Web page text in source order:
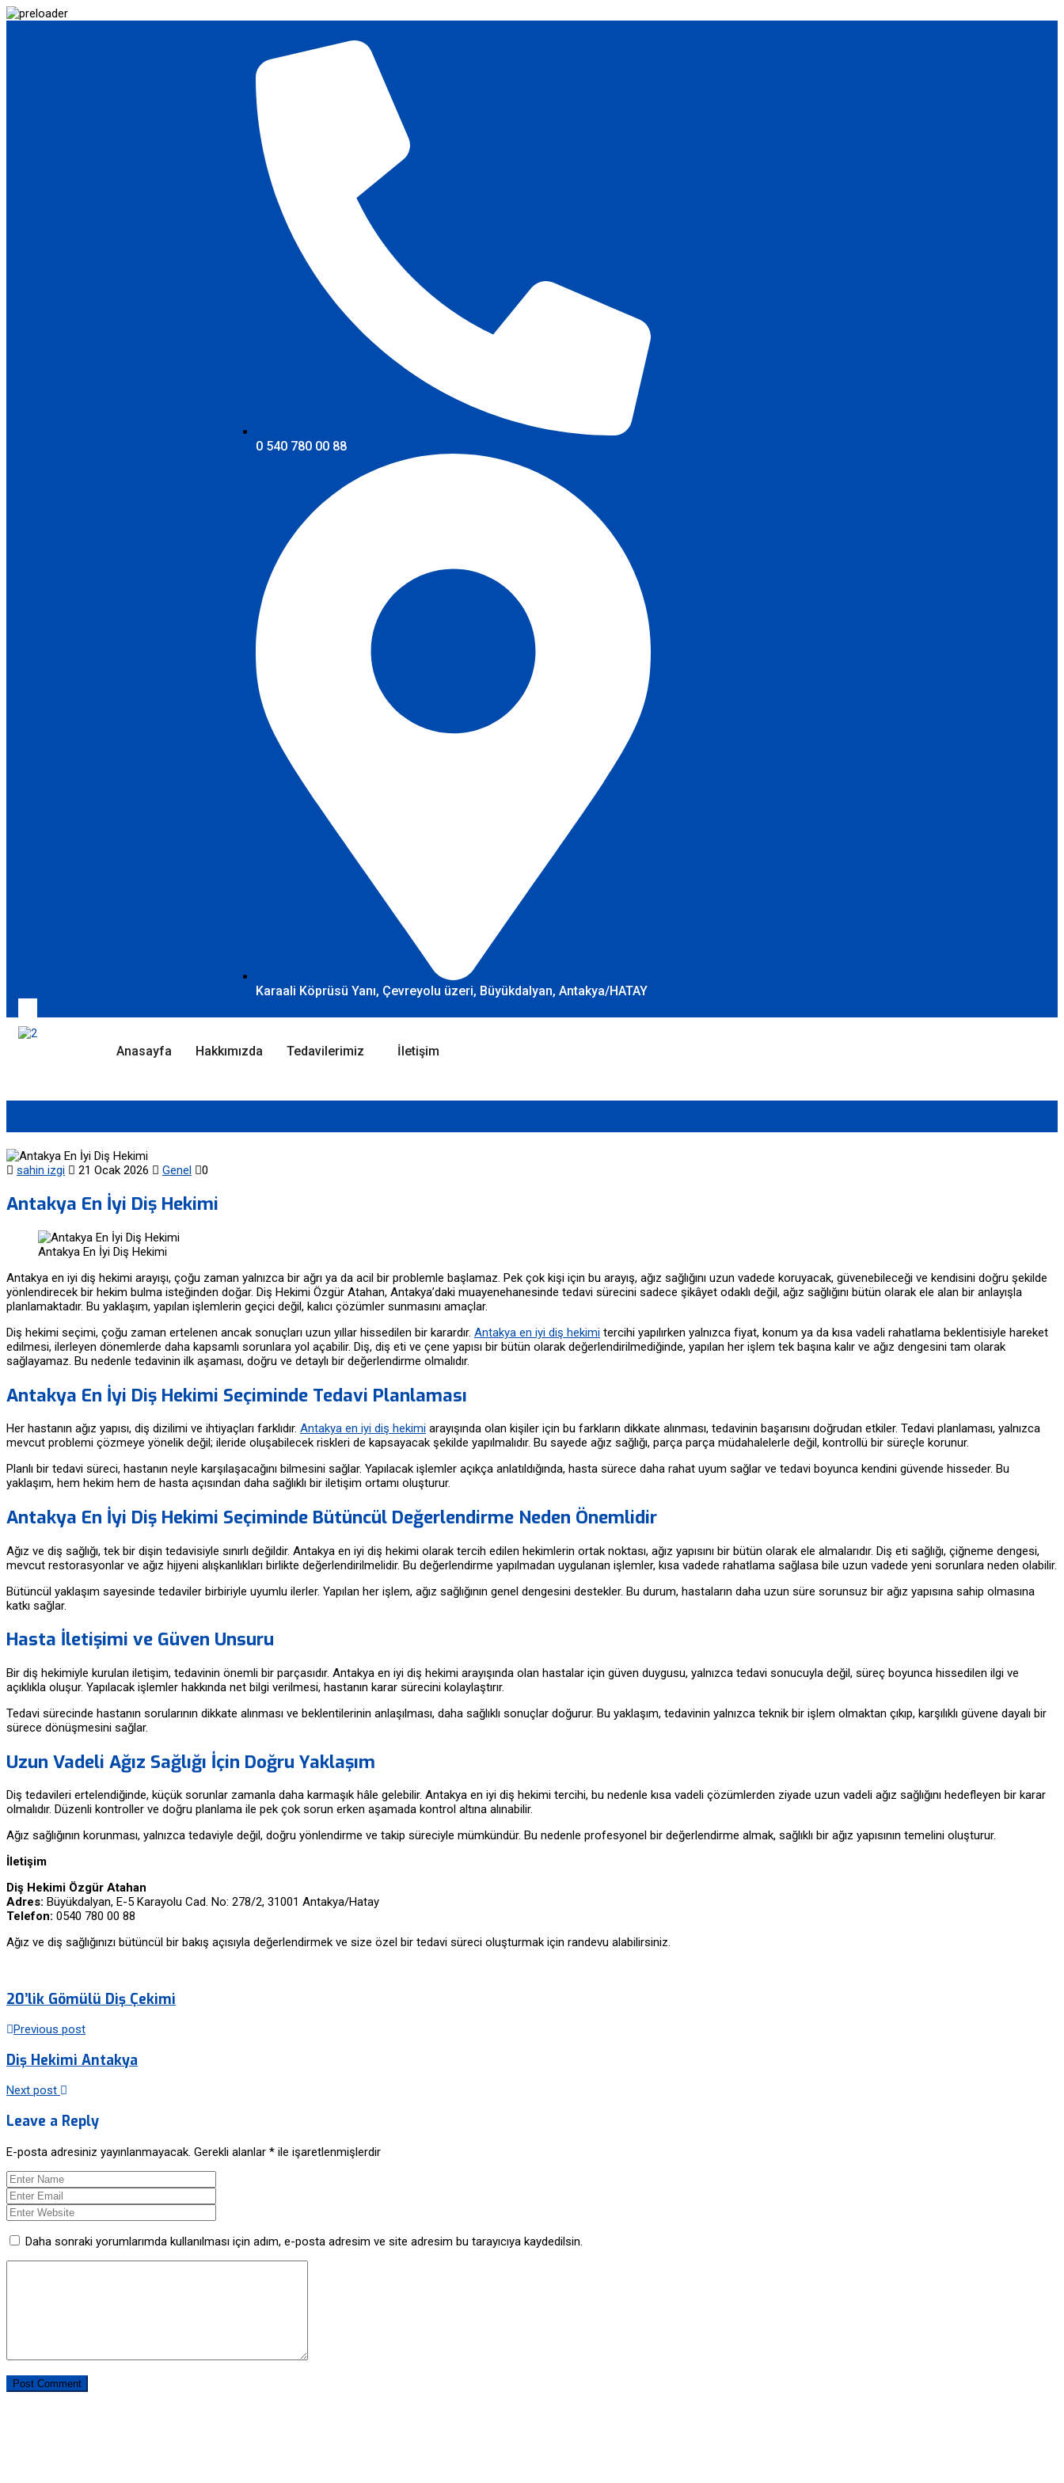
0 540 780 00 88
Karaali Köprüsü Yanı, Çevreyolu üzeri, Büyükdalyan, Antakya/HATAY
Anasayfa Hakkımızda Tedavilerimiz İletişim
sahin izgi 21 Ocak 2026 Genel 0
Antakya En İyi Diş Hekimi
Antakya En İyi Diş Hekimi
Antakya en iyi diş hekimi arayışı, çoğu zaman yalnızca bir ağrı ya da acil bir problemle başlamaz. Pek çok kişi için bu arayış, ağız sağlığını uzun vadede koruyacak, güvenebileceği ve kendisini doğru şekilde
yönlendirecek bir hekim bulma isteğinden doğar. Diş Hekimi Özgür Atahan, Antakya’daki muayenehanesinde tedavi sürecini sadece şikâyet odaklı değil, ağız sağlığını bütün olarak ele alan bir anlayışla
planlamaktadır. Bu yaklaşım, yapılan işlemlerin geçici değil, kalıcı çözümler sunmasını amaçlar.
Diş hekimi seçimi, çoğu zaman ertelenen ancak sonuçları uzun yıllar hissedilen bir karardır. Antakya en iyi diş hekimi tercihi yapılırken yalnızca fiyat, konum ya da kısa vadeli rahatlama beklentisiyle hareket
edilmesi, ilerleyen dönemlerde daha kapsamlı sorunlara yol açabilir. Diş, diş eti ve çene yapısı bir bütün olarak değerlendirilmediğinde, yapılan her işlem tek başına kalır ve ağız dengesini tam olarak
sağlayamaz. Bu nedenle tedavinin ilk aşaması, doğru ve detaylı bir değerlendirme olmalıdır.
Antakya En İyi Diş Hekimi Seçiminde Tedavi Planlaması
Her hastanın ağız yapısı, diş dizilimi ve ihtiyaçları farklıdır. Antakya en iyi diş hekimi arayışında olan kişiler için bu farkların dikkate alınması, tedavinin başarısını doğrudan etkiler. Tedavi planlaması, yalnızca
mevcut problemi çözmeye yönelik değil; ileride oluşabilecek riskleri de kapsayacak şekilde yapılmalıdır. Bu sayede ağız sağlığı, parça parça müdahalelerle değil, kontrollü bir süreçle korunur.
Planlı bir tedavi süreci, hastanın neyle karşılaşacağını bilmesini sağlar. Yapılacak işlemler açıkça anlatıldığında, hasta sürece daha rahat uyum sağlar ve tedavi boyunca kendini güvende hisseder. Bu
yaklaşım, hem hekim hem de hasta açısından daha sağlıklı bir iletişim ortamı oluşturur.
Antakya En İyi Diş Hekimi Seçiminde Bütüncül Değerlendirme Neden Önemlidir
Ağız ve diş sağlığı, tek bir dişin tedavisiyle sınırlı değildir. Antakya en iyi diş hekimi olarak tercih edilen hekimlerin ortak noktası, ağız yapısını bir bütün olarak ele almalarıdır. Diş eti sağlığı, çiğneme dengesi,
mevcut restorasyonlar ve ağız hijyeni alışkanlıkları birlikte değerlendirilmelidir. Bu değerlendirme yapılmadan uygulanan işlemler, kısa vadede rahatlama sağlasa bile uzun vadede yeni sorunlara neden olabilir.
Bütüncül yaklaşım sayesinde tedaviler birbiriyle uyumlu ilerler. Yapılan her işlem, ağız sağlığının genel dengesini destekler. Bu durum, hastaların daha uzun süre sorunsuz bir ağız yapısına sahip olmasına
katkı sağlar.
Hasta İletişimi ve Güven Unsuru
Bir diş hekimiyle kurulan iletişim, tedavinin önemli bir parçasıdır. Antakya en iyi diş hekimi arayışında olan hastalar için güven duygusu, yalnızca tedavi sonucuyla değil, süreç boyunca hissedilen ilgi ve
açıklıkla oluşur. Yapılacak işlemler hakkında net bilgi verilmesi, hastanın karar sürecini kolaylaştırır.
Tedavi sürecinde hastanın sorularının dikkate alınması ve beklentilerinin anlaşılması, daha sağlıklı sonuçlar doğurur. Bu yaklaşım, tedavinin yalnızca teknik bir işlem olmaktan çıkıp, karşılıklı güvene dayalı bir
sürece dönüşmesini sağlar.
Uzun Vadeli Ağız Sağlığı İçin Doğru Yaklaşım
Diş tedavileri ertelendiğinde, küçük sorunlar zamanla daha karmaşık hâle gelebilir. Antakya en iyi diş hekimi tercihi, bu nedenle kısa vadeli çözümlerden ziyade uzun vadeli ağız sağlığını hedefleyen bir karar
olmalıdır. Düzenli kontroller ve doğru planlama ile pek çok sorun erken aşamada kontrol altına alınabilir.
Ağız sağlığının korunması, yalnızca tedaviyle değil, doğru yönlendirme ve takip süreciyle mümkündür. Bu nedenle profesyonel bir değerlendirme almak, sağlıklı bir ağız yapısının temelini oluşturur.
İletişim
Diş Hekimi Özgür Atahan
Adres: Büyükdalyan, E-5 Karayolu Cad. No: 278/2, 31001 Antakya/Hatay
Telefon: 0540 780 00 88
Ağız ve diş sağlığınızı bütüncül bir bakış açısıyla değerlendirmek ve size özel bir tedavi süreci oluşturmak için randevu alabilirsiniz.
20’lik Gömülü Diş Çekimi
Previous post
Diş Hekimi Antakya
Next post
Leave a Reply
E-posta adresiniz yayınlanmayacak. Gerekli alanlar * ile işaretlenmişlerdir
Daha sonraki yorumlarımda kullanılması için adım, e-posta adresim ve site adresim bu tarayıcıya kaydedilsin.